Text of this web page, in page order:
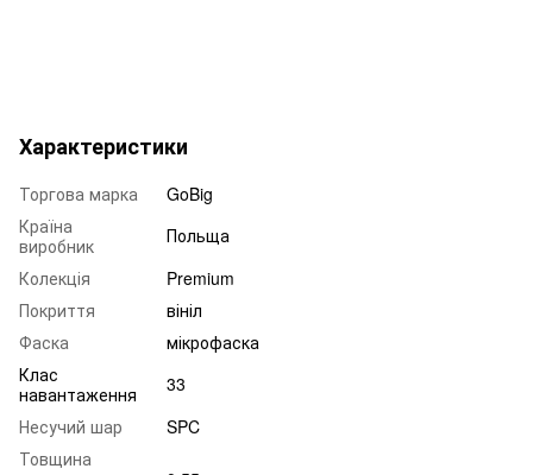
Характеристики
Торгова марка
GoBig
Країна
виробник
Польща
Колекція
Premium
Покриття
вініл
Фаска
мікрофаска
Клас
навантаження
33
Несучий шар
SPC
Товщина